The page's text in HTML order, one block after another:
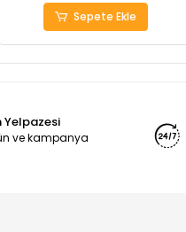
Sepete Ekle
Yelpazesi
ve kampanya